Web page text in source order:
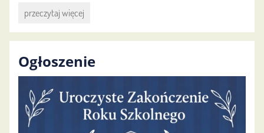
Mydlane
na
wspólnej
przygody
przeczytaj więcej
Ogłoszenie